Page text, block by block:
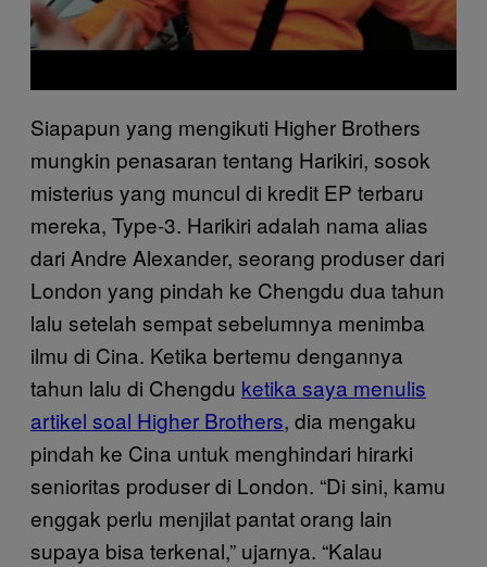
Siapapun yang mengikuti Higher Brothers
mungkin penasaran tentang Harikiri, sosok
misterius yang muncul di kredit EP terbaru
mereka, Type-3. Harikiri adalah nama alias
dari Andre Alexander, seorang produser dari
London yang pindah ke Chengdu dua tahun
lalu setelah sempat sebelumnya menimba
ilmu di Cina. Ketika bertemu dengannya
tahun lalu di Chengdu ketika saya menulis
artikel soal Higher Brothers, dia mengaku
pindah ke Cina untuk menghindari hirarki
senioritas produser di London. “Di sini, kamu
enggak perlu menjilat pantat orang lain
supaya bisa terkenal,” ujarnya. “Kalau